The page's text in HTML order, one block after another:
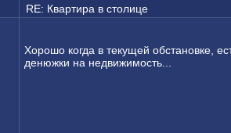
RE: Квартира в столице
Хорошо когда в текущей обстановке,
денюжки на недвижимость...